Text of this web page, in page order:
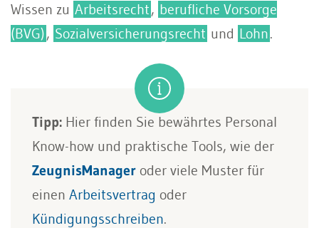
Wissen zu Arbeitsrecht, berufliche Vorsorge
(BVG), Sozialversicherungsrecht und Lohn.
Tipp: Hier finden Sie bewährtes Personal
Know-how und praktische Tools, wie der
ZeugnisManager oder viele Muster für
einen Arbeitsvertrag oder
Kündigungsschreiben.